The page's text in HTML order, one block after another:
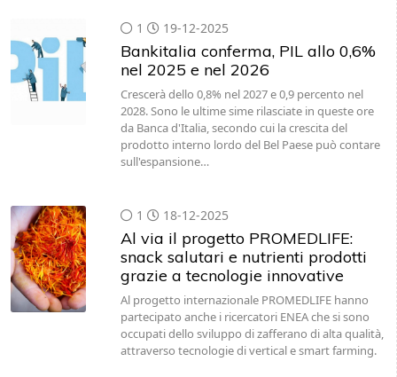
1 19-12-2025
Bankitalia conferma, PIL allo 0,6%
nel 2025 e nel 2026
Crescerà dello 0,8% nel 2027 e 0,9 percento nel
2028. Sono le ultime sime rilasciate in queste ore
da Banca d'Italia, secondo cui la crescita del
prodotto interno lordo del Bel Paese può contare
sull'espansione…
1 18-12-2025
Al via il progetto PROMEDLIFE:
snack salutari e nutrienti prodotti
grazie a tecnologie innovative
Al progetto internazionale PROMEDLIFE hanno
partecipato anche i ricercatori ENEA che si sono
occupati dello sviluppo di zafferano di alta qualità,
attraverso tecnologie di vertical e smart farming.